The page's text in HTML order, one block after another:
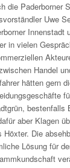
die Paderborner
Uwe
in vielen
Handel
hätten gern
aber Klagen
Die
Lösung für